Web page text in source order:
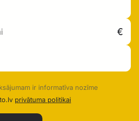
ir informatīva nozīme
privātuma politikai